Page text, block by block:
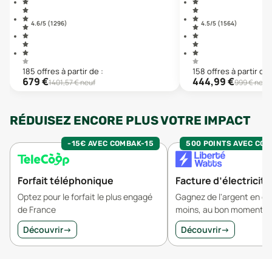
4.6/5 (1 296)
185 offresà partir de :
679€1401,57€ neuf
4.5/5 (1 564)
158 offresà partir de
444,99€999€ neuf
RÉDUISEZ ENCORE PLUS VOTRE IMPACT
-15€ AVEC COMBAK-15
Forfait téléphonique
Optez pour le forfait le plus engagé
de France
Découvrir→
500 POINTS AVEC
Facture d’électricité
Gagnez de l'argent en
moins, au bon moment.
Découvrir→